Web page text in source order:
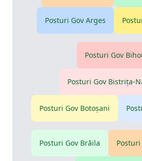
Posturi Gov Arges
Posturi Gov
Posturi Gov Bistriţa-
Posturi Gov Botoşani
Posturi Gov Brăila Posturi